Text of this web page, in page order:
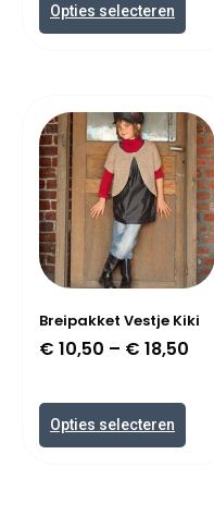
Opties selecteren
Breipakket Vestje Kiki
€ 10,50 – € 18,50
Opties selecteren